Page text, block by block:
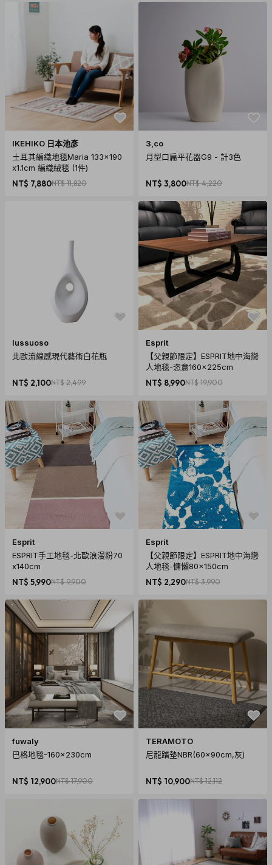
IKEHIKO 日本池彥
土耳其編織地毯Maria 133x190
x1.1cm 編織絨毯 (1件)
NT$ 7,880NT$ 11,820
3,co
月型口扁平花器G9 - 計3色
NT$ 3,800NT$ 4,220
lussuoso
北歐流線感現代藝術白花瓶
NT$ 2,100NT$ 2,499
Esprit
【父親節限定】ESPRIT地中海戀
人地毯-恣意160x225cm
NT$ 8,990NT$ 19,900
Esprit
ESPRIT手工地毯-北歐浪漫粉70
x140cm
NT$ 5,990NT$ 9,900
Esprit
【父親節限定】ESPRIT地中海戀
人地毯-慵懶80x150cm
NT$ 2,290NT$ 3,990
fuwaly
巴格地毯-160x230cm
NT$ 12,900NT$ 17,900
TERAMOTO
尼龍踏墊NBR(60x90cm,灰)
NT$ 10,900NT$ 12,112